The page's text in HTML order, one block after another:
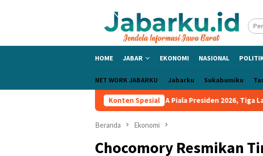
HOME JABAR EKONOMI NASIONAL
NET WORK JABARKU Jabarku Sukabumiku
Konten Spesial
PERSIB Sapu Bersih Grup A Piala Presiden 2026, Tiga Laga Tanpa
Beranda Ekonomi
Chocomory Resmikan